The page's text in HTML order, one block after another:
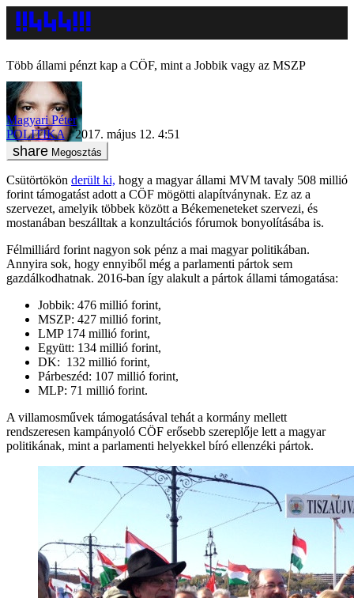
Több állami pénzt kap a CÖF, mint a Jobbik vagy az MSZP
Magyari Péter
POLITIKA
2017. május 12. 4:51
Megosztás
Csütörtökön derült ki, hogy a magyar állami MVM tavaly 508 millió
forint támogatást adott a CÖF mögötti alapítványnak. Ez az a
szervezet, amelyik többek között a Békemeneteket szervezi, és
mostanában beszálltak a konzultációs fórumok bonyolításába is.
Félmilliárd forint nagyon sok pénz a mai magyar politikában.
Annyira sok, hogy ennyiből még a parlamenti pártok sem
gazdálkodhatnak. 2016-ban így alakult a pártok állami támogatása:
Jobbik: 476 millió forint,
MSZP: 427 millió forint,
LMP 174 millió forint,
Együtt: 134 millió forint,
DK: 132 millió forint,
Párbeszéd: 107 millió forint,
MLP: 71 millió forint.
A villamosművek támogatásával tehát a kormány mellett
rendszeresen kampányoló CÖF erősebb szereplője lett a magyar
politikának, mint a parlamenti helyekkel bíró ellenzéki pártok.